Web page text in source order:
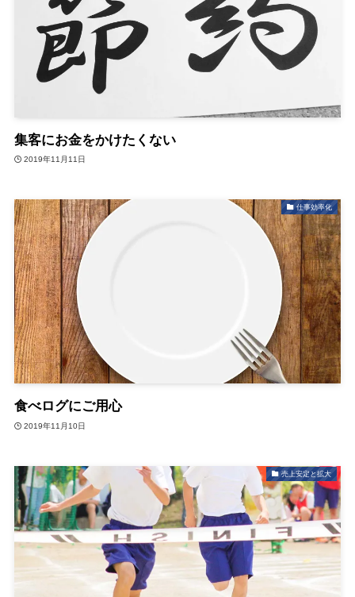
集客にお金をかけたくない
2019年11月11日
仕事効率化
食べログにご用心
2019年11月10日
売上安定と拡大